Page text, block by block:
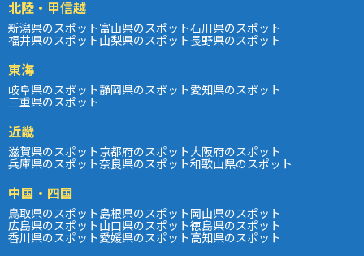
北陸・甲信越
新潟県のスポット富山県のスポット石川県のスポット
福井県のスポット山梨県のスポット長野県のスポット
東海
岐阜県のスポット静岡県のスポット愛知県のスポット
三重県のスポット
近畿
滋賀県のスポット京都府のスポット大阪府のスポット
兵庫県のスポット奈良県のスポット和歌山県のスポット
中国・四国
鳥取県のスポット島根県のスポット岡山県のスポット
広島県のスポット山口県のスポット徳島県のスポット
香川県のスポット愛媛県のスポット高知県のスポット